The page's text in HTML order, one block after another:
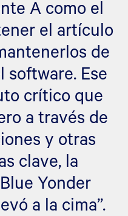
A como el
el artículo
de
software. Ese
crítico que
a través de
y otras
clave, la
Yonder
a la cima”.